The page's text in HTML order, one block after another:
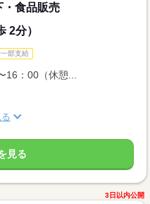
・食品販売
2分）
部支給
16：00（休憩...
見る
3日以内公開